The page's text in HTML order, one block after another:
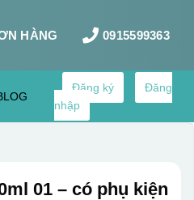
HÀNG 0915599363
Đăng ký
Đăng
nhập
01 – có phụ kiện